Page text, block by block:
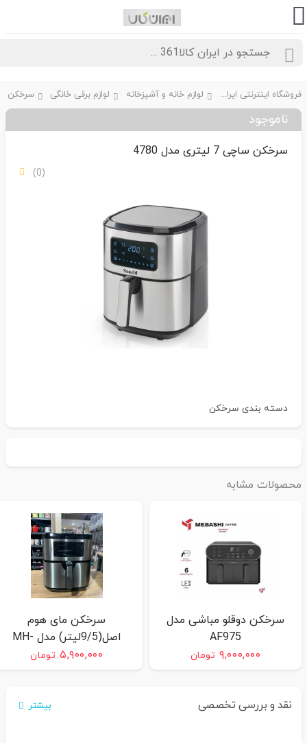
فروشگاه اینترنتی ایران کالا361 لوازم خانه و آشپزخانه لوازم برقی خانگی سرخکن
ناموجود
سرخکن ساچی 7 لیتری مدل 4780
دسته بندیسرخکن
مشابه
سرخکن دوقلو مباشی مدل
AF975
۹,۰۰۰,۰۰۰ تومان
سرخکن مای هوم
اصل(9/5لیتر) مدل MH-
20HOME
۵,۹۰۰,۰۰۰ تومان
نقد و بررسی تخصصی بیشتر